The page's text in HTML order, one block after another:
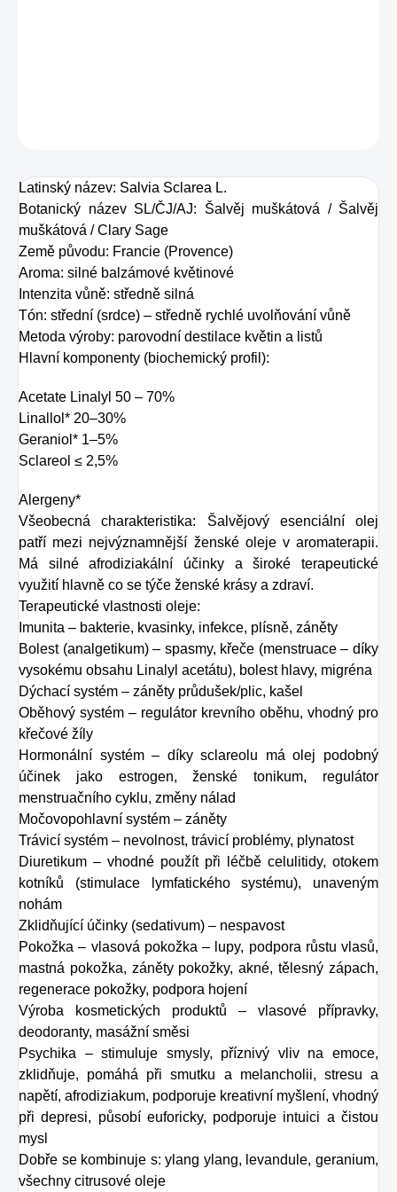
Latinský název: Salvia Sclarea L.
Botanický název SL/ČJ/AJ: Šalvěj muškátová / Šalvěj
muškátová / Clary Sage
Země původu: Francie (Provence)
Aroma: silné balzámové květinové
Intenzita vůně: středně silná
Tón: střední (srdce) – středně rychlé uvolňování vůně
Metoda výroby: parovodní destilace květin a listů
Hlavní komponenty (biochemický profil):
Acetate Linalyl 50 – 70%
Linallol* 20–30%
Geraniol* 1–5%
Sclareol ≤ 2,5%
Alergeny*
Všeobecná charakteristika: Šalvějový esenciální olej
patří mezi nejvýznamnější ženské oleje v aromaterapii.
Má silné afrodiziakální účinky a široké terapeutické
využití hlavně co se týče ženské krásy a zdraví.
Terapeutické vlastnosti oleje:
Imunita – bakterie, kvasinky, infekce, plísně, záněty
Bolest (analgetikum) – spasmy, křeče (menstruace – díky
vysokému obsahu Linalyl acetátu), bolest hlavy, migréna
Dýchací systém – záněty průdušek/plic, kašel
Oběhový systém – regulátor krevního oběhu, vhodný pro
křečové žíly
Hormonální systém – díky sclareolu má olej podobný
účinek jako estrogen, ženské tonikum, regulátor
menstruačního cyklu, změny nálad
Močovopohlavní systém – záněty
Trávicí systém – nevolnost, trávicí problémy, plynatost
Diuretikum – vhodné použít při léčbě celulitidy, otokem
kotníků (stimulace lymfatického systému), unaveným
nohám
Zklidňující účinky (sedativum) – nespavost
Pokožka – vlasová pokožka – lupy, podpora růstu vlasů,
mastná pokožka, záněty pokožky, akné, tělesný zápach,
regenerace pokožky, podpora hojení
Výroba kosmetických produktů – vlasové přípravky,
deodoranty, masážní směsi
Psychika – stimuluje smysly, příznivý vliv na emoce,
zklidňuje, pomáhá při smutku a melancholii, stresu a
napětí, afrodiziakum, podporuje kreativní myšlení, vhodný
při depresi, působí euforicky, podporuje intuici a čistou
mysl
Dobře se kombinuje s: ylang ylang, levandule, geranium,
všechny citrusové oleje